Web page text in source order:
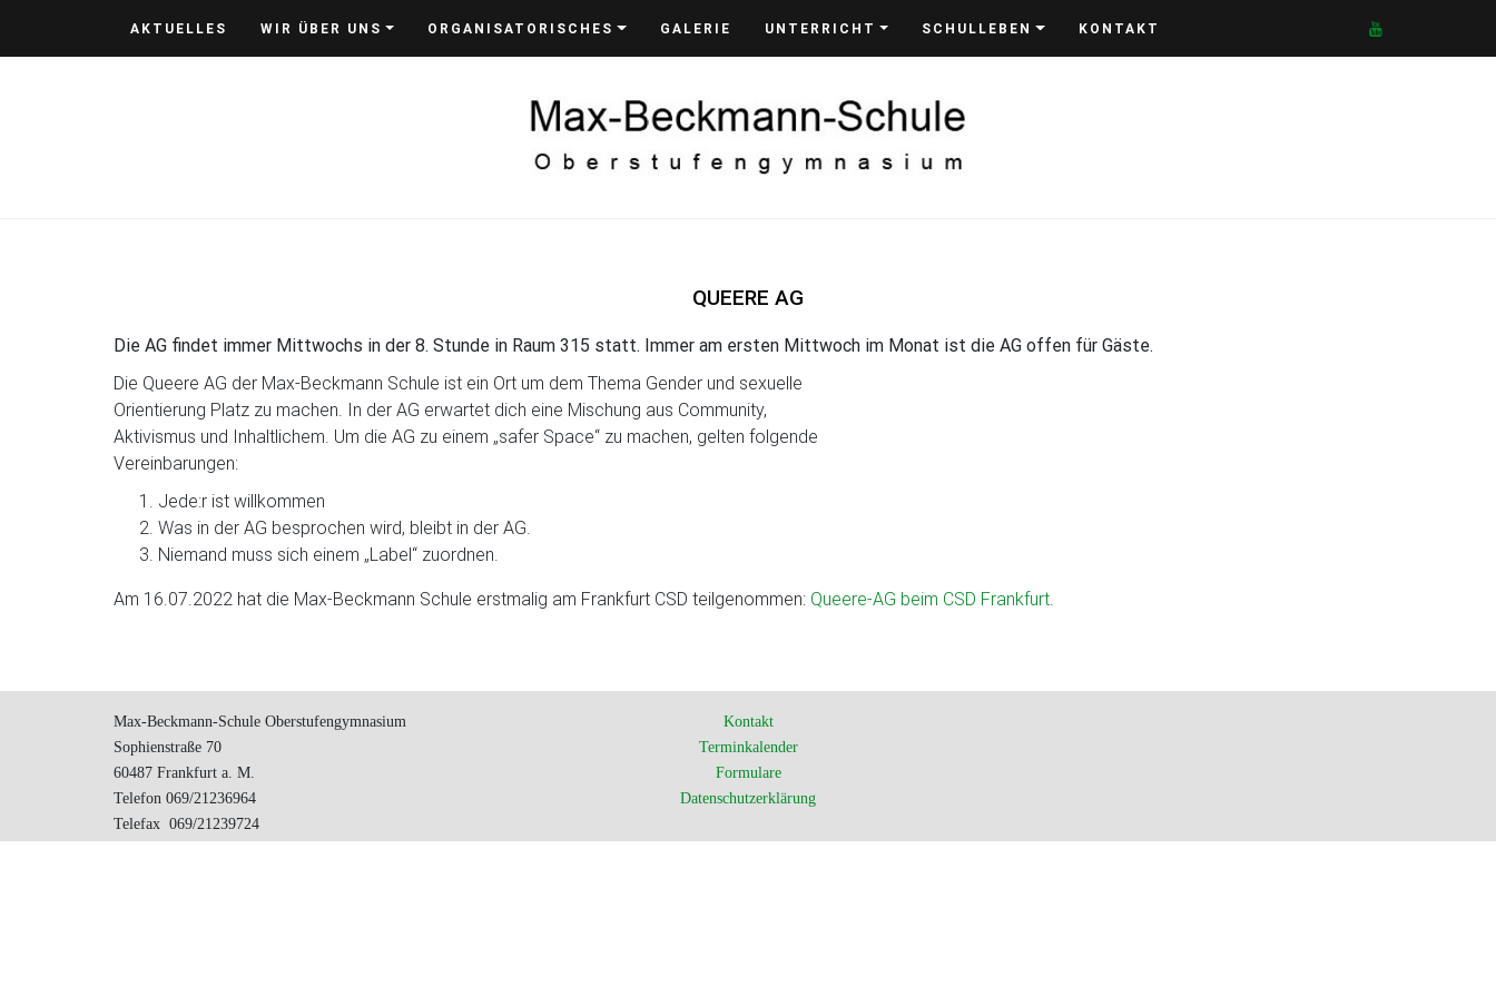
AKTUELLES WIR ÜBER UNS ORGANISATORISCHES GALERIE UNTERRICHT SCHULLEBEN KONTAKT
QUEERE AG
Die AG findet immer Mittwochs in der 8. Stunde in Raum 315 statt. Immer am ersten Mittwoch im Monat ist die AG offen für Gäste.
Die Queere AG der Max-Beckmann Schule ist ein Ort um dem Thema Gender und sexuelle
Orientierung Platz zu machen. In der AG erwartet dich eine Mischung aus Community,
Aktivismus und Inhaltlichem. Um die AG zu einem „safer Space“ zu machen, gelten folgende
Vereinbarungen:
Jede:r ist willkommen
Was in der AG besprochen wird, bleibt in der AG.
Niemand muss sich einem „Label“ zuordnen.
Am 16.07.2022 hat die Max-Beckmann Schule erstmalig am Frankfurt CSD teilgenommen: Queere-AG beim CSD Frankfurt.
Max-Beckmann-Schule Oberstufengymnasium
Sophienstraße 70
60487 Frankfurt a. M.
Telefon 069/21236964
Telefax 069/21239724
Kontakt
Terminkalender
Formulare
Datenschutzerklärung